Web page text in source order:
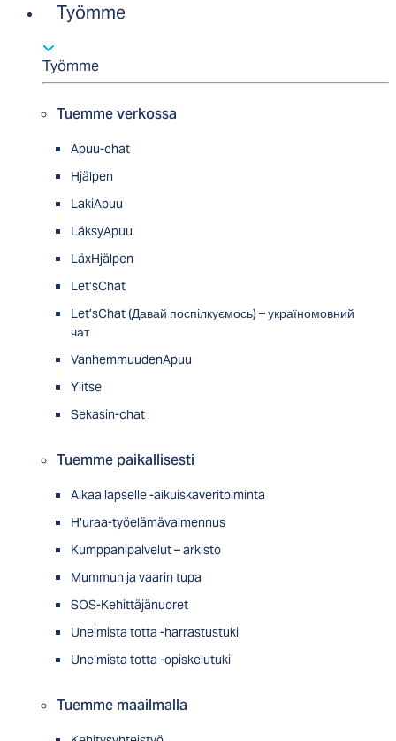
Työmme
Työmme
Tuemme verkossa
Apuu-chat
Hjälpen
LakiApuu
LäksyApuu
LäxHjälpen
Let’sChat
Let’sChat (Давай поспілкуємось) – україномовний
чат
VanhemmuudenApuu
Ylitse
Sekasin-chat
Tuemme paikallisesti
Aikaa lapselle -aikuiskaveritoiminta
H’uraa-työelämävalmennus
Kumppanipalvelut – arkisto
Mummun ja vaarin tupa
SOS-Kehittäjänuoret
Unelmista totta -harrastustuki
Unelmista totta -opiskelutuki
Tuemme maailmalla